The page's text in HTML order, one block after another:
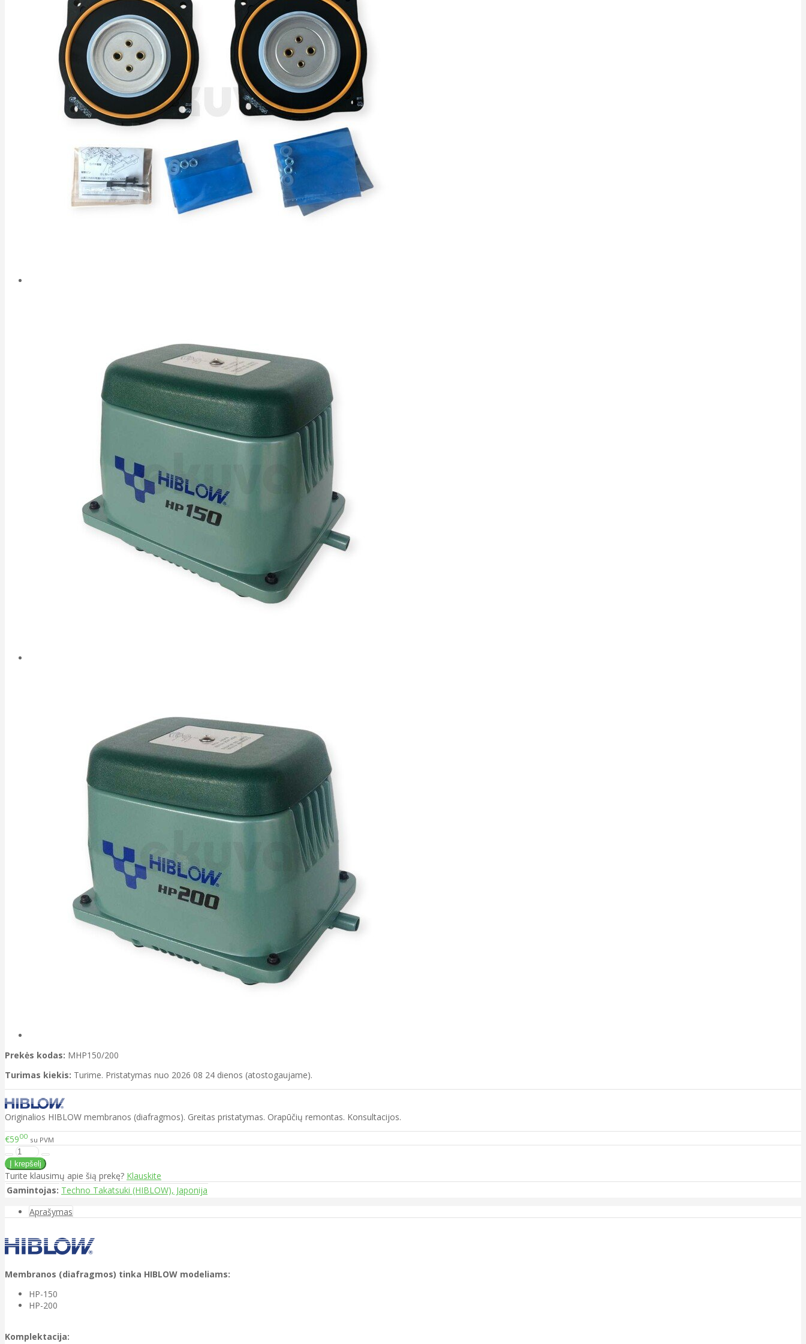
Prekės kodas: MHP150/200
Turimas kiekis: Turime. Pristatymas nuo 2026 08 24 dienos (atostogaujame).
Originalios HIBLOW membranos (diafragmos). Greitas pristatymas. Orapūčių remontas. Konsultacijos.
€5900 su PVM
Turite klausimų apie šią prekę? Klauskite
Gamintojas: Techno Takatsuki (HIBLOW), Japonija
Aprašymas
Membranos (diafragmos) tinka HIBLOW modeliams:
HP-150
HP-200
Komplektacija: